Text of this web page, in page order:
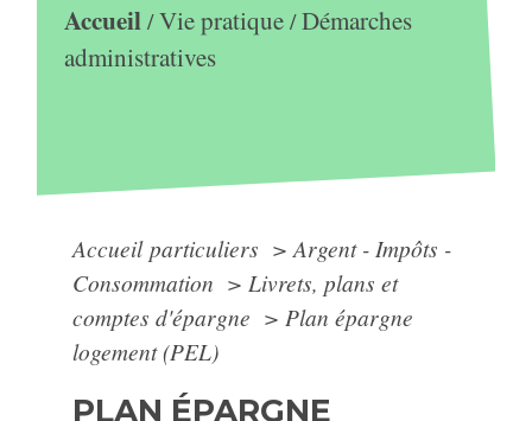
Accueil/Vie pratique/Démarches
administratives
Accueil particuliers > Argent - Impôts -
Consommation > Livrets, plans et
comptes d'épargne > Plan épargne
logement (PEL)
PLAN ÉPARGNE